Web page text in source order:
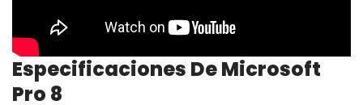
Especificaciones De Microsoft
Pro 8